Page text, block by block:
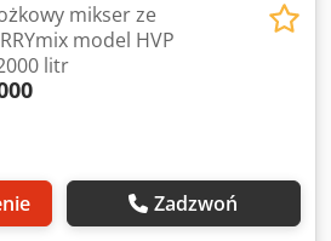
mikser ze
model HVP
litr
Zadzwoń